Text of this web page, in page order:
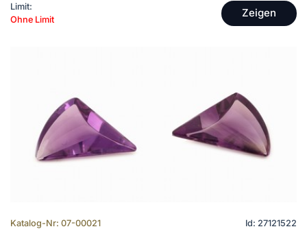
Limit:
Ohne Limit
Zeigen
Katalog-Nr: 07-00021 Id: 27121522